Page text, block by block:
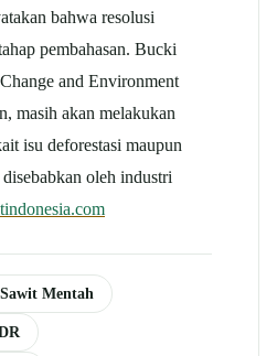
bahwa resolusi
pembahasan. Bucki
and Environment
masih akan melakukan
isu deforestasi maupun
oleh industri
Mentah